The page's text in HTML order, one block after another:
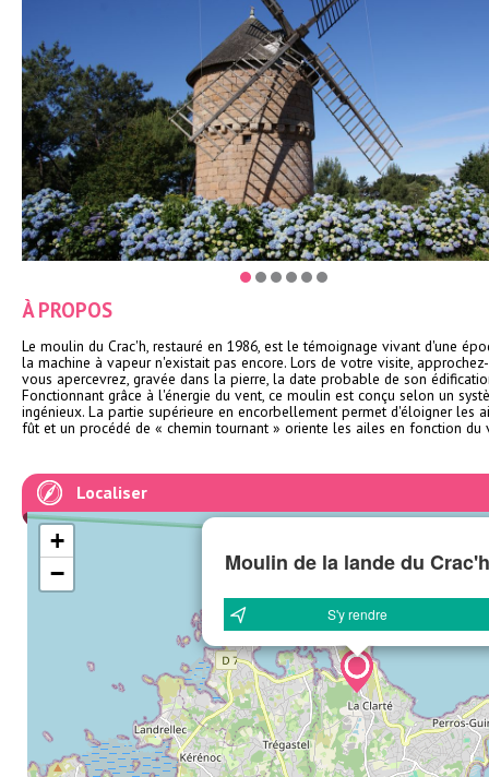
À PROPOS
Le moulin du Crac'h, restauré en 1986, est le témoignage vivant d'une
la machine à vapeur n'existait pas encore. Lors de votre visite,
vous apercevrez, gravée dans la pierre, la date probable de son
Fonctionnant grâce à l'énergie du vent, ce moulin est conçu selon un
ingénieux. La partie supérieure en encorbellement permet d'éloigner les
fût et un procédé de « chemin tournant » oriente les ailes en fonction du
Localiser
Moulin de la lande du Crac'h
S'y rendre
+
−